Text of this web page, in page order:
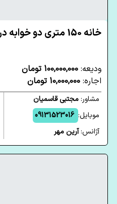
خانه 150 متری دو خوابه در خیابان صحرا یزد
ودیعه: 100,000,000 تومان
اجاره: 10,000,000 تومان
مشاور:مجتبی قاسمیان
موبایل: 09131523016
آژانس:آرین مهر